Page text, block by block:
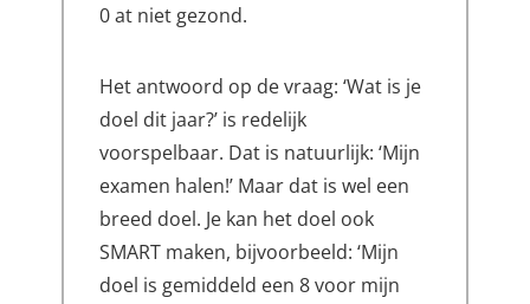
0 at niet gezond.
Het antwoord op de vraag: ‘Wat is je
doel dit jaar?’ is redelijk
voorspelbaar. Dat is natuurlijk: ‘Mijn
examen halen!’ Maar dat is wel een
breed doel. Je kan het doel ook
SMART maken, bijvoorbeeld: ‘Mijn
doel is gemiddeld een 8 voor mijn